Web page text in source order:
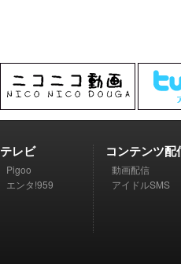
テレビ
Pigoo
エンタ!959
コンテンツ配
動画配信
アイドルSMS